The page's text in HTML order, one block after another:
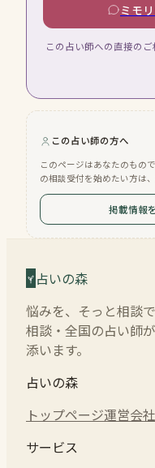
ミモ
この占い師への直接の
この占い師の方へ
このページはあなたのもの
の相談受付を始めたい方は
掲載情報
占いの森
悩みを、そっと相談
相談・全国の占い師
添います。
占いの森
トップページ運営会社
サービス